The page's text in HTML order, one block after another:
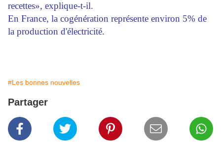
recettes», explique-t-il.
En France, la cogénération représente environ 5% de
la production d'électricité.
#Les bonnes nouvelles
Partager